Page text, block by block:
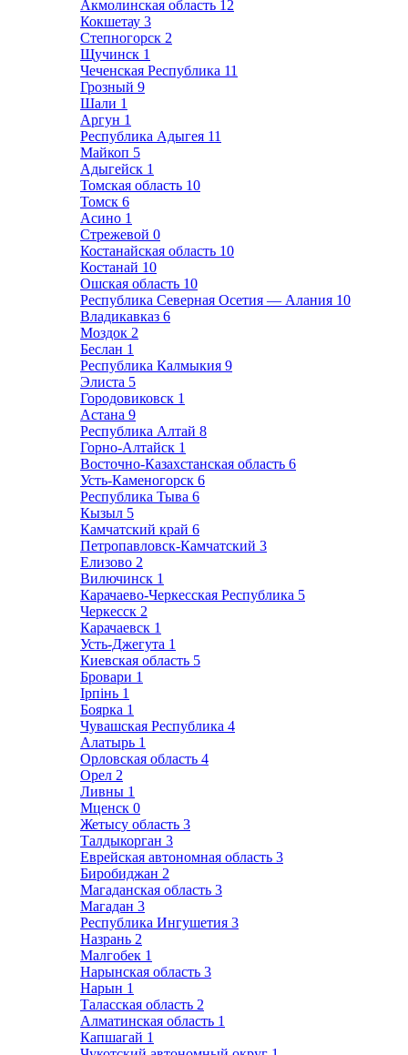
Акмолинская область 12
Кокшетау 3
Степногорск 2
Щучинск 1
Чеченская Республика 11
Грозный 9
Шали 1
Аргун 1
Республика Адыгея 11
Майкоп 5
Адыгейск 1
Томская область 10
Томск 6
Асино 1
Стрежевой 0
Костанайская область 10
Костанай 10
Ошская область 10
Республика Северная Осетия — Алания 10
Владикавказ 6
Моздок 2
Беслан 1
Республика Калмыкия 9
Элиста 5
Городовиковск 1
Астана 9
Республика Алтай 8
Горно-Алтайск 1
Восточно-Казахстанская область 6
Усть-Каменогорск 6
Республика Тыва 6
Кызыл 5
Камчатский край 6
Петропавловск-Камчатский 3
Елизово 2
Вилючинск 1
Карачаево-Черкесская Республика 5
Черкесск 2
Карачаевск 1
Усть-Джегута 1
Киевская область 5
Бровари 1
Ірпінь 1
Боярка 1
Чувашская Республика 4
Алатырь 1
Орловская область 4
Орел 2
Ливны 1
Мценск 0
Жетысу область 3
Талдыкорган 3
Еврейская автономная область 3
Биробиджан 2
Магаданская область 3
Магадан 3
Республика Ингушетия 3
Назрань 2
Малгобек 1
Нарынская область 3
Нарын 1
Таласская область 2
Алматинская область 1
Капшагай 1